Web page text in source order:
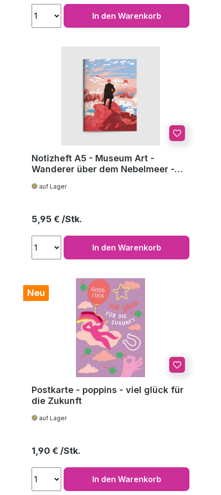
In den Warenkorb
Notizheft A5 - Museum Art -
Wanderer über dem Nebelmeer -
auf Lager
Regulärer Preis:
5,95 €
In den Warenkorb
Neu
Postkarte - poppins - viel glück für
die Zukunft
auf Lager
Regulärer Preis:
1,90 €
In den Warenkorb